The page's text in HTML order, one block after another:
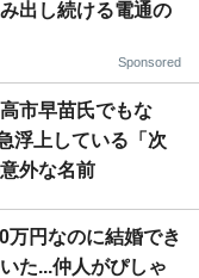
出し続ける電通の
Sponsored
市早苗氏でもな
浮上している「次
外な名前
万円なのに結婚でき
た...仲人がぴしゃ